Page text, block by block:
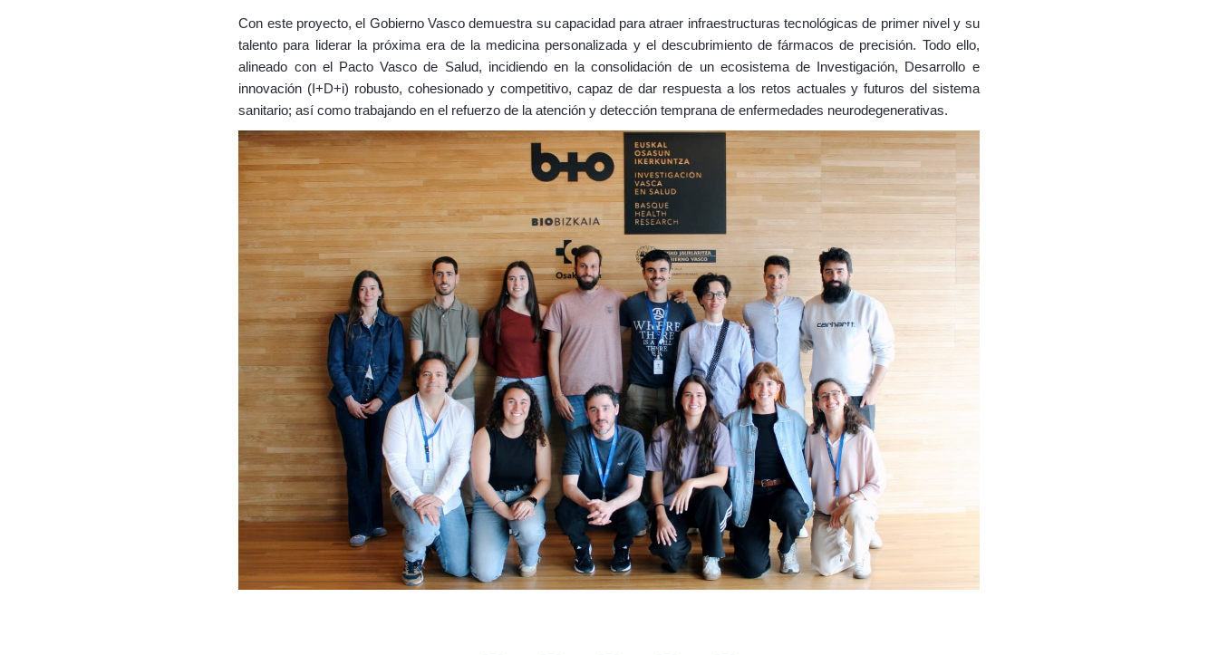
Con este proyecto, el Gobierno Vasco demuestra su capacidad para atraer infraestructuras tecnológicas de primer nivel y su
talento para liderar la próxima era de la medicina personalizada y el descubrimiento de fármacos de precisión. Todo ello,
alineado con el Pacto Vasco de Salud, incidiendo en la consolidación de un ecosistema de Investigación, Desarrollo e
innovación (I+D+i) robusto, cohesionado y competitivo, capaz de dar respuesta a los retos actuales y futuros del sistema
sanitario; así como trabajando en el refuerzo de la atención y detección temprana de enfermedades neurodegenerativas.